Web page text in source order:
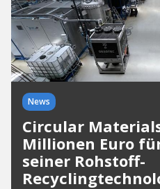
News
Circular
Millionen Euro
seiner Rohstoff-